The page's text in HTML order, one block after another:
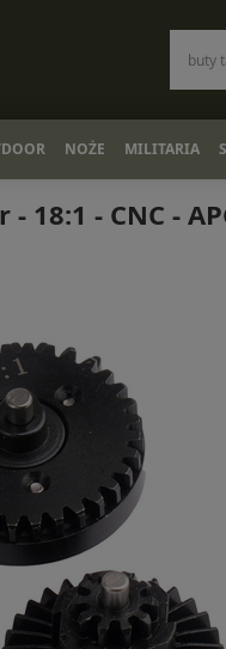
NOŻE MILITARIA
18:1 - CNC -